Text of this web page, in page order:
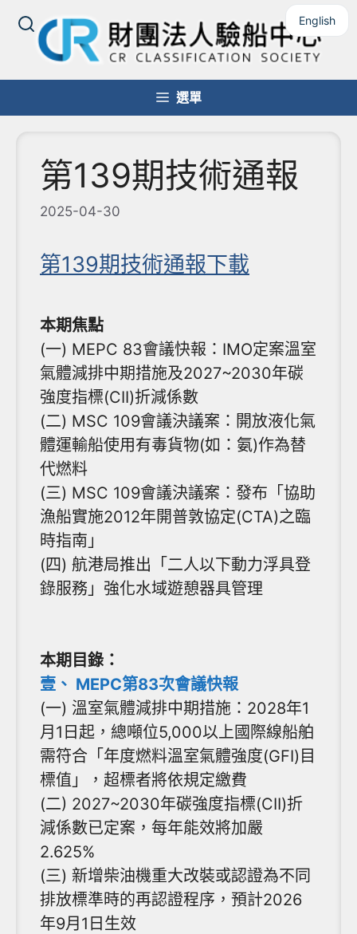
容
English
選單
第139期技術通報
2025-04-30
第139期技術通報下載
本期焦點
(一) MEPC 83會議快報：IMO定案溫室
氣體減排中期措施及2027~2030年碳
強度指標(CII)折減係數
(二) MSC 109會議決議案：開放液化氣
體運輸船使用有毒貨物(如：氨)作為替
代燃料
(三) MSC 109會議決議案：發布「協助
漁船實施2012年開普敦協定(CTA)之臨
時指南」
(四) 航港局推出「二人以下動力浮具登
錄服務」強化水域遊憩器具管理
本期目錄：
壹、 MEPC第83次會議快報
(一) 溫室氣體減排中期措施：2028年1
月1日起，總噸位5,000以上國際線船舶
需符合「年度燃料溫室氣體強度(GFI)目
標值」，超標者將依規定繳費
(二) 2027~2030年碳強度指標(CII)折
減係數已定案，每年能效將加嚴
2.625%
(三) 新增柴油機重大改裝或認證為不同
排放標準時的再認證程序，預計2026
年9月1日生效